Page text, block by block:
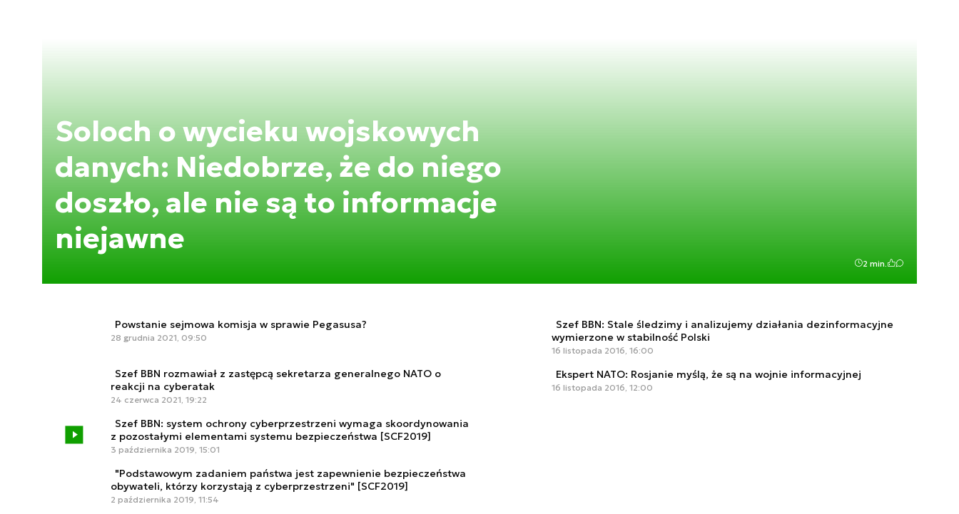
Soloch o wycieku wojskowych
danych: Niedobrze, że do niego
doszło, ale nie są to informacje
niejawne
2 min.
Powstanie sejmowa komisja w sprawie Pegasusa?
28 grudnia 2021, 09:50
Szef BBN rozmawiał z zastępcą sekretarza generalnego NATO o
reakcji na cyberatak
24 czerwca 2021, 19:22
Szef BBN: system ochrony cyberprzestrzeni wymaga skoordynowania
z pozostałymi elementami systemu bezpieczeństwa [SCF2019]
3 października 2019, 15:01
"Podstawowym zadaniem państwa jest zapewnienie bezpieczeństwa
obywateli, którzy korzystają z cyberprzestrzeni" [SCF2019]
2 października 2019, 11:54
Szef BBN: Stale śledzimy i analizujemy działania dezinformacyjne
wymierzone w stabilność Polski
16 listopada 2016, 16:00
Ekspert NATO: Rosjanie myślą, że są na wojnie informacyjnej
16 listopada 2016, 12:00